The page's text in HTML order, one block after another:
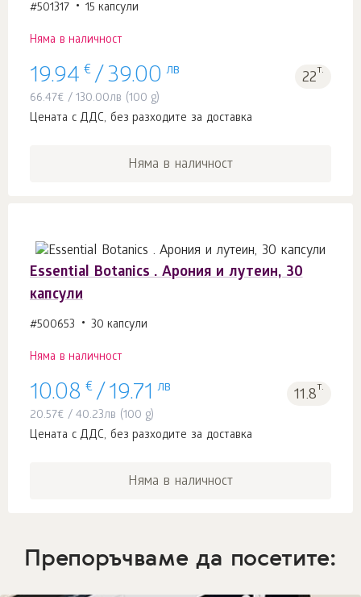
#501317 15 капсули
Няма в наличност
19.94 € / 39.00 лв 22т.
66.47€ /130.00лв (100 g)
Цената с ДДС, без разходите за доставка
Няма в наличност
Essential Botanics . Арония и лутеин, 30
капсули
#500653 30 капсули
Няма в наличност
10.08 € / 19.71 лв 11.8т.
20.57€ /40.23лв (100 g)
Цената с ДДС, без разходите за доставка
Няма в наличност
Препоръчваме да посетите: